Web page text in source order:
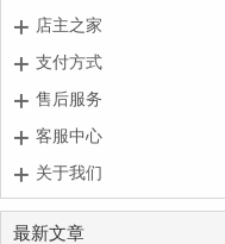
店主之家
支付方式
售后服务
客服中心
关于我们
最新文章